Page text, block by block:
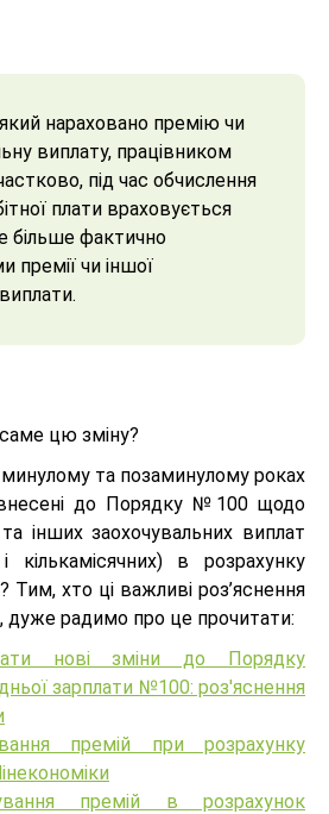
нараховано премію чи
виплату, працівником
під час обчислення
плати враховується
більше фактично
премії чи іншої
цю зміну?
та позаминулому роках
внесені до Порядку №100 щодо
інших заохочувальних виплат
кількамісячних) в розрахунку
Тим, хто ці важливі роз’яснення
дуже радимо про це прочитати:
нові зміни до Порядку
зарплати №100: роз'яснення
премій при розрахунку
премій в розрахунок